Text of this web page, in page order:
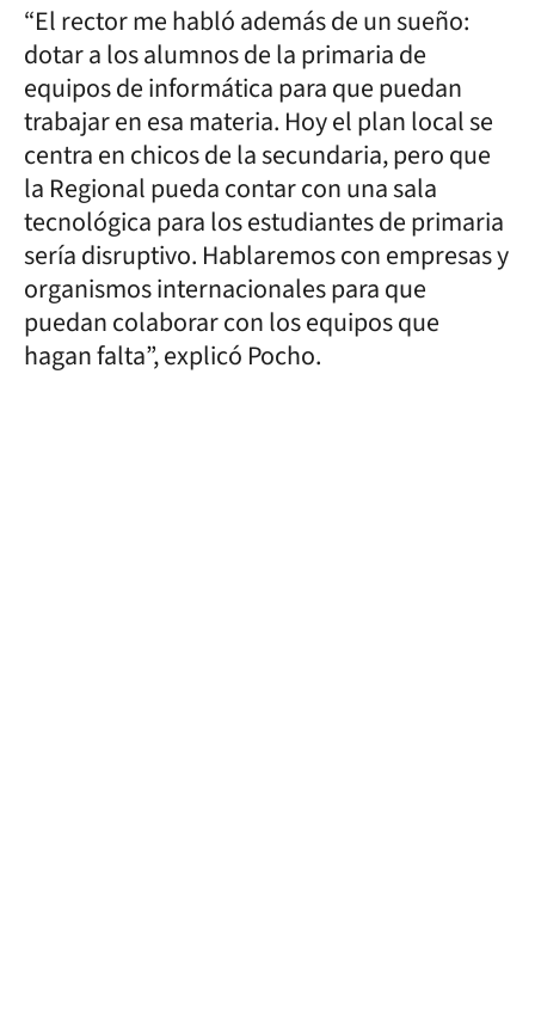
“El rector me habló además de un sueño:
dotar a los alumnos de la primaria de
equipos de informática para que puedan
trabajar en esa materia. Hoy el plan local se
centra en chicos de la secundaria, pero que
la Regional pueda contar con una sala
tecnológica para los estudiantes de primaria
sería disruptivo. Hablaremos con empresas y
organismos internacionales para que
puedan colaborar con los equipos que
hagan falta”, explicó Pocho.